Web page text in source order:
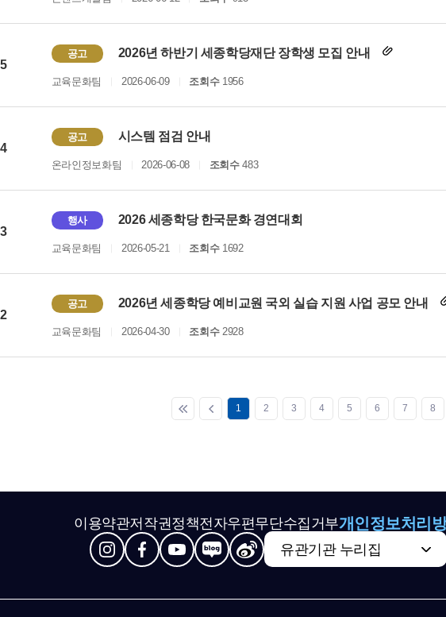
공고 2026년 하반기 세종학당재단 장학생 모집 안내
교육문화팀 2026-06-09 조회수1956
공고 시스템 점검 안내
온라인정보화팀 2026-06-08 조회수483
행사 2026 세종학당 한국문화 경연대회
교육문화팀 2026-05-21 조회수1692
공고 2026년 세종학당 예비교원 국외 실습 지원 사업 공모 안내
교육문화팀 2026-04-30 조회수2928
1 2 3 4 5 6 7 8
이용약관저작권정책전자우편무단수집거부개인정보처리
유관기관 누리집